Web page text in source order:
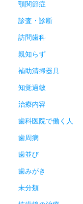
顎関節症
診査・診断
訪問歯科
親知らず
補助清掃器具
知覚過敏
治療内容
歯科医院で働く人
歯周病
歯並び
歯みがき
未分類